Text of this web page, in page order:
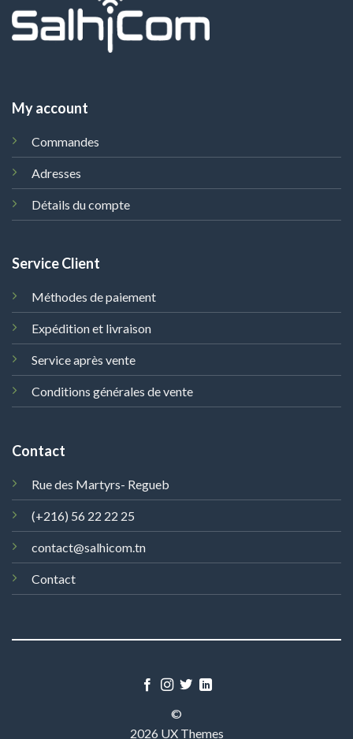
My account
Commandes
Adresses
Détails du compte
Service Client
Méthodes de paiement
Expédition et livraison
Service après vente
Conditions générales de vente
Contact
Rue des Martyrs- Regueb
(+216) 56 22 22 25
contact@salhicom.tn
Contact
©
2026 UX Themes